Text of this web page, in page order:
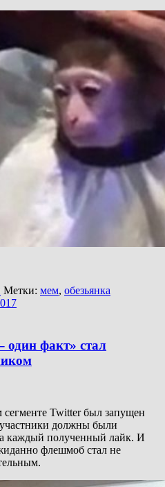
Метки: мем, обезьянка
факт» стал
сегменте Twitter был запущен
должны были
каждый полученный лайк. И
флешмоб стал не